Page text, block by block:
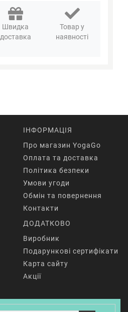
Швидка
доставка
Товар у
наявності
ІНФОРМАЦІЯ
Про магазин YogaGo
Оплата та доставка
Політика безпеки
Умови угоди
Обмін та повернення
Контакти
ДОДАТКОВО
Виробник
Подарункові сертифікати
Карта сайту
Акції